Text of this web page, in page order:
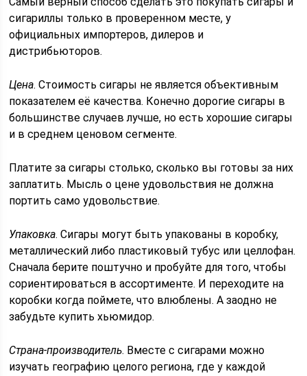
сигариллы только в проверенном месте, у
официальных импортеров, дилеров и
дистрибьюторов.
Цена. Стоимость сигары не является объективным
показателем её качества. Конечно дорогие сигары в
большинстве случаев лучше, но есть хорошие сигары
и в среднем ценовом сегменте.
Платите за сигары столько, сколько вы готовы за них
заплатить. Мысль о цене удовольствия не должна
портить само удовольствие.
Упаковка. Сигары могут быть упакованы в коробку,
металлический либо пластиковый тубус или целлофан.
Сначала берите поштучно и пробуйте для того, чтобы
сориентироваться в ассортименте. И переходите на
коробки когда поймете, что влюблены. А заодно не
забудьте купить хьюмидор.
Страна-производитель. Вместе с сигарами можно
изучать географию целого региона, где у каждой